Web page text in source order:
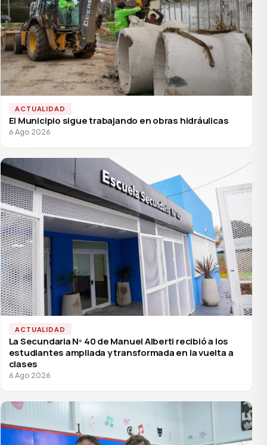
ACTUALIDAD
El Municipio sigue trabajando en obras hidráulicas
6 Ago 2026
ACTUALIDAD
La Secundaria Nº 40 de Manuel Alberti recibió a los
estudiantes ampliada y transformada en la vuelta a
clases
6 Ago 2026